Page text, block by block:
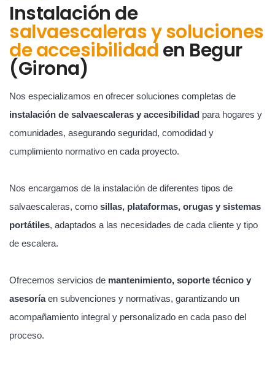
Instalación de
salvaescaleras y soluciones
de accesibilidaden Begur
(Girona)
Nos especializamos en ofrecer soluciones completas de
instalación de salvaescaleras y accesibilidad para hogares y
comunidades, asegurando seguridad, comodidad y
cumplimiento normativo en cada proyecto.
Nos encargamos de la instalación de diferentes tipos de
salvaescaleras, como sillas, plataformas, orugas y sistemas
portátiles, adaptados a las necesidades de cada cliente y tipo
de escalera.
Ofrecemos servicios de mantenimiento, soporte técnico y
asesoríaen subvenciones y normativas, garantizando un
acompañamiento integral y personalizado en cada paso del
proceso.